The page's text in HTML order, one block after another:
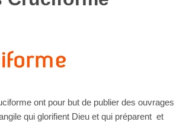
ont pour but de publier des ouvrages
qui glorifient Dieu et qui préparent et